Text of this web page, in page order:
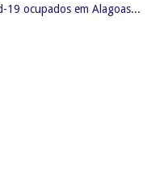
19 ocupados em Alagoas...